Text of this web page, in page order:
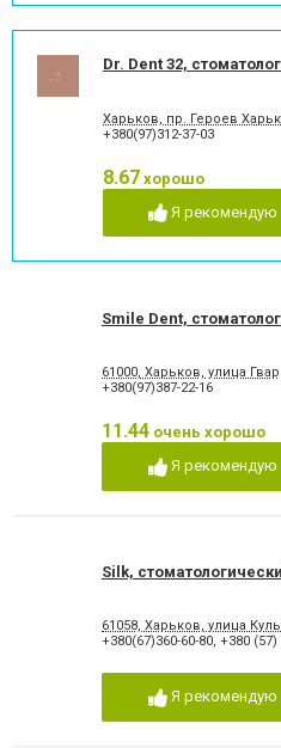
Dr. Dent 32,
Харьков, пр. Героев
+380(97)312-37-03
8.67 хорошо
Я рекомендую
Smile Dent,
61000, Харьков, улица
+380(97)387-22-16
11.44 очень хорошо
Я рекомендую
Silk,
61058, Харьков, улица
+380(67)360-60-80, +380 (57)
Я рекомендую